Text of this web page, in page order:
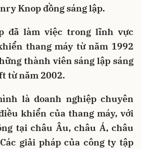
Knop đồng sáng lập.
đã làm việc trong lĩnh vực
thang máy từ năm 1992
thành viên sáng lập sáng
từ năm 2002.
là doanh nghiệp chuyên
khiển của thang máy, với
tại châu Âu, châu Á, châu
giải pháp của công ty tập